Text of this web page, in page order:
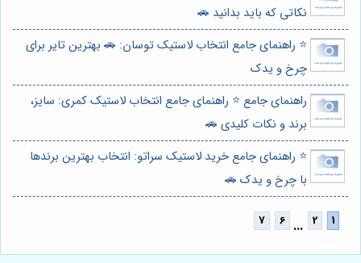
نکاتی که باید بدانید 🚗
⭐️ راهنمای جامع انتخاب لاستیک توسان: 🚗 بهترین تایر برای
چرخ و یدک
راهنمای جامع ⭐️ راهنمای جامع انتخاب لاستیک کمری: سایز،
برند و نکات کلیدی 🚗
⭐️ راهنمای جامع خرید لاستیک سراتو: انتخاب بهترین برندها
با چرخ و یدک 🚗
...